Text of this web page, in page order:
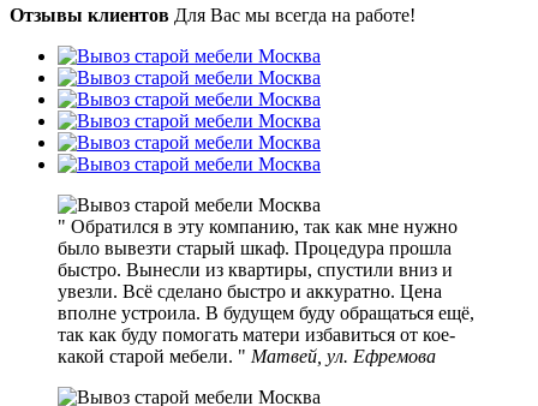
Отзывы клиентов Для Вас мы всегда на работе!
Обратился в эту компанию, так как мне нужно
было вывезти старый шкаф. Процедура прошла
быстро. Вынесли из квартиры, спустили вниз и
увезли. Всё сделано быстро и аккуратно. Цена
вполне устроила. В будущем буду обращаться ещё,
так как буду помогать матери избавиться от кое-
какой старой мебели.
Матвей, ул. Ефремова